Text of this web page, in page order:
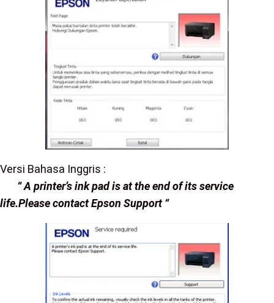
Versi Bahasa Inggris :
“ A printer’s ink pad is at the end of its service
life.Please contact Epson Support “